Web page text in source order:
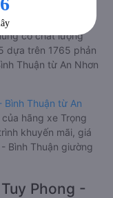
giường nằm
Phong - Bình
có chất lượng
dựa trên 1765 phản
Thuận từ An Nhơn
Thuận từ An
hãng xe Trọng
khuyến mãi, giá
Bình Thuận giường
Phong -